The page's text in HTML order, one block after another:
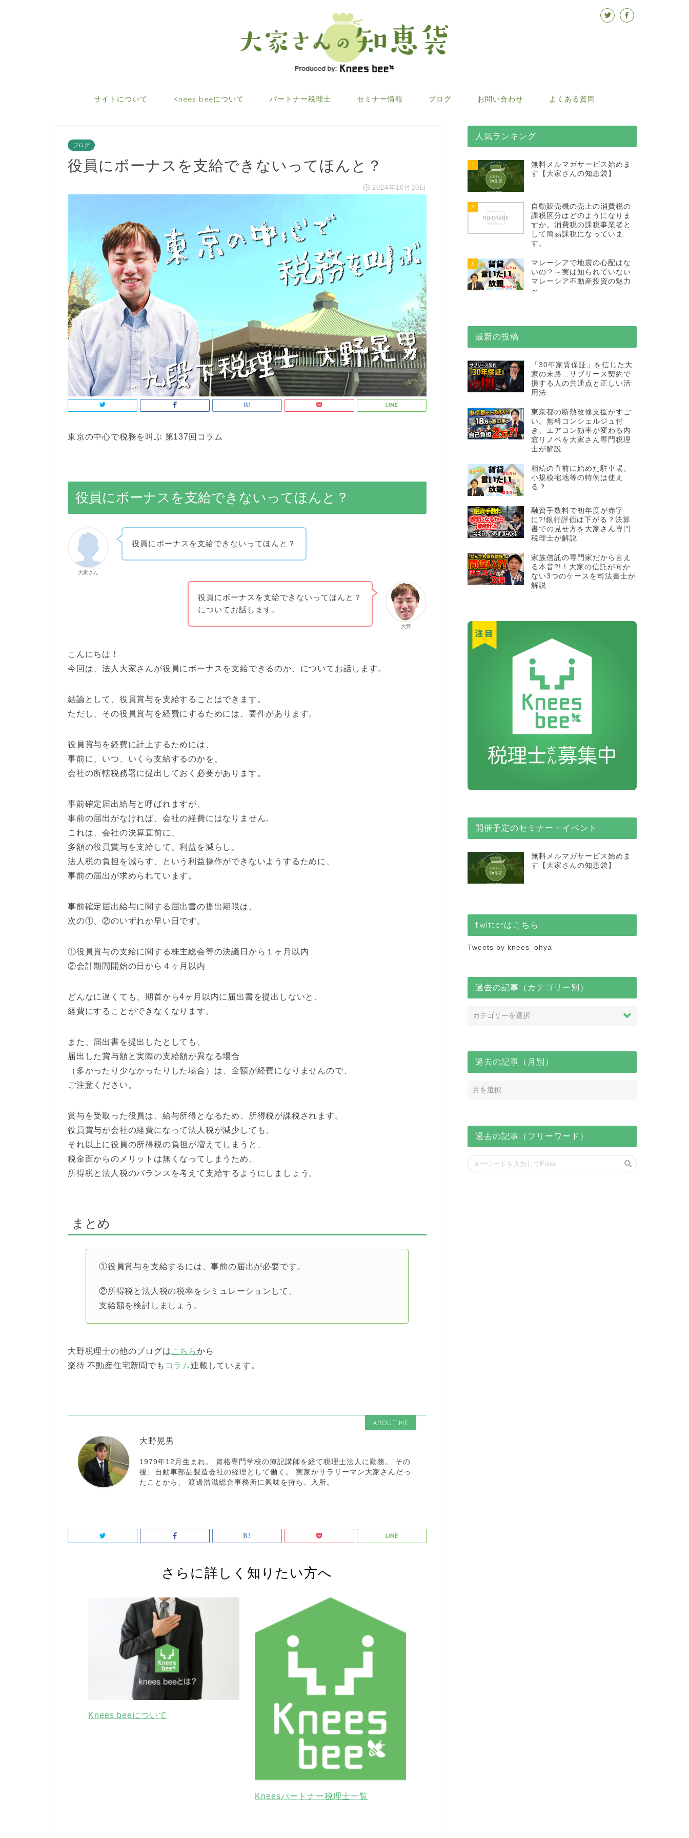
サイトについて Knees beeについて パートナー税理士 セミナー情報 ブログ お問い合わせ よくある質問
ブログ
役員にボーナスを支給できないってほんと？
2024年10月10日
東京の中心で税務を叫ぶ 第137回コラム
役員にボーナスを支給できないってほんと？
大家さん
役員にボーナスを支給できないってほんと？
大野
役員にボーナスを支給できないってほんと？
についてお話します。
こんにちは！
今回は、法人大家さんが役員にボーナスを支給できるのか、についてお話します。
結論として、役員賞与を支給することはできます。
ただし、その役員賞与を経費にするためには、要件があります。
役員賞与を経費に計上するためには、
事前に、いつ、いくら支給するのかを、
会社の所轄税務署に提出しておく必要があります。
事前確定届出給与と呼ばれますが、
事前の届出がなければ、会社の経費にはなりません。
これは、会社の決算直前に、
多額の役員賞与を支給して、利益を減らし、
法人税の負担を減らす、という利益操作ができないようするために、
事前の届出が求められています。
事前確定届出給与に関する届出書の提出期限は、
次の①、②のいずれか早い日です。
①役員賞与の支給に関する株主総会等の決議日から１ヶ月以内
②会計期間開始の日から４ヶ月以内
どんなに遅くても、期首から4ヶ月以内に届出書を提出しないと、
経費にすることができなくなります。
また、届出書を提出したとしても、
届出した賞与額と実際の支給額が異なる場合
（多かったり少なかったりした場合）は、全額が経費になりませんので、
ご注意ください。
賞与を受取った役員は、給与所得となるため、所得税が課税されます。
役員賞与が会社の経費になって法人税が減少しても、
それ以上に役員の所得税の負担が増えてしまうと、
税金面からのメリットは無くなってしまうため、
所得税と法人税のバランスを考えて支給するようにしましょう。
まとめ
①役員賞与を支給するには、事前の届出が必要です。
②所得税と法人税の税率をシミュレーションして、
支給額を検討しましょう。
大野税理士の他のブログは こちらから
楽待 不動産住宅新聞でも コラム連載しています。
ABOUT ME
大野晃男
1979年12月生まれ。 資格専門学校の簿記講師を経て税理士法人に勤務。 その
後、自動車部品製造会社の経理として働く。 実家がサラリーマン大家さんだっ
たことから、 渡邊浩滋総合事務所に興味を持ち、入所。
さらに詳しく知りたい方へ
Knees beeについて
Kneesパートナー税理士一覧
人気ランキング
1
無料メルマガサービス始めま
す【大家さんの知恵袋】
2
自動販売機の売上の消費税の
課税区分はどのようになりま
すか。消費税の課税事業者と
して簡易課税になっていま
す。
3
マレーシアで地震の心配はな
いの？～実は知られていない
マレーシア不動産投資の魅力
～
最新の投稿
「30年家賃保証」を信じた大
家の末路…サブリース契約で
損する人の共通点と正しい活
用法
東京都の断熱改修支援がすご
い。無料コンシェルジュ付
き、エアコン効率が変わる内
窓リノベを大家さん専門税理
士が解説
相続の直前に始めた駐車場。
小規模宅地等の特例は使え
る？
融資手数料で初年度が赤字
に?!銀行評価は下がる？決算
書での見せ方を大家さん専門
税理士が解説
家族信託の専門家だから言え
る本音?!！大家の信託が向か
ない3つのケースを司法書士が
解説
開催予定のセミナー・イベント
無料メルマガサービス始めま
す【大家さんの知恵袋】
twitterはこちら
Tweets by knees_ohya
過去の記事（カテゴリー別）
過去の記事（月別）
過去の記事（フリーワード）